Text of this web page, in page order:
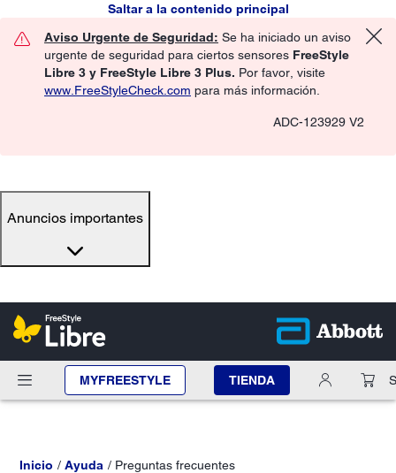
Saltar a la contenido principal
Aviso Urgente de Seguridad: Se ha iniciado un aviso
urgente de seguridad para ciertos sensores FreeStyle
Libre 3 y FreeStyle Libre 3 Plus. Por favor, visite
www.FreeStyleCheck.com para más información.
ADC-123929 V2
Anuncios importantes
MYFREESTYLE TIENDA
Inicio Ayuda Preguntas frecuentes